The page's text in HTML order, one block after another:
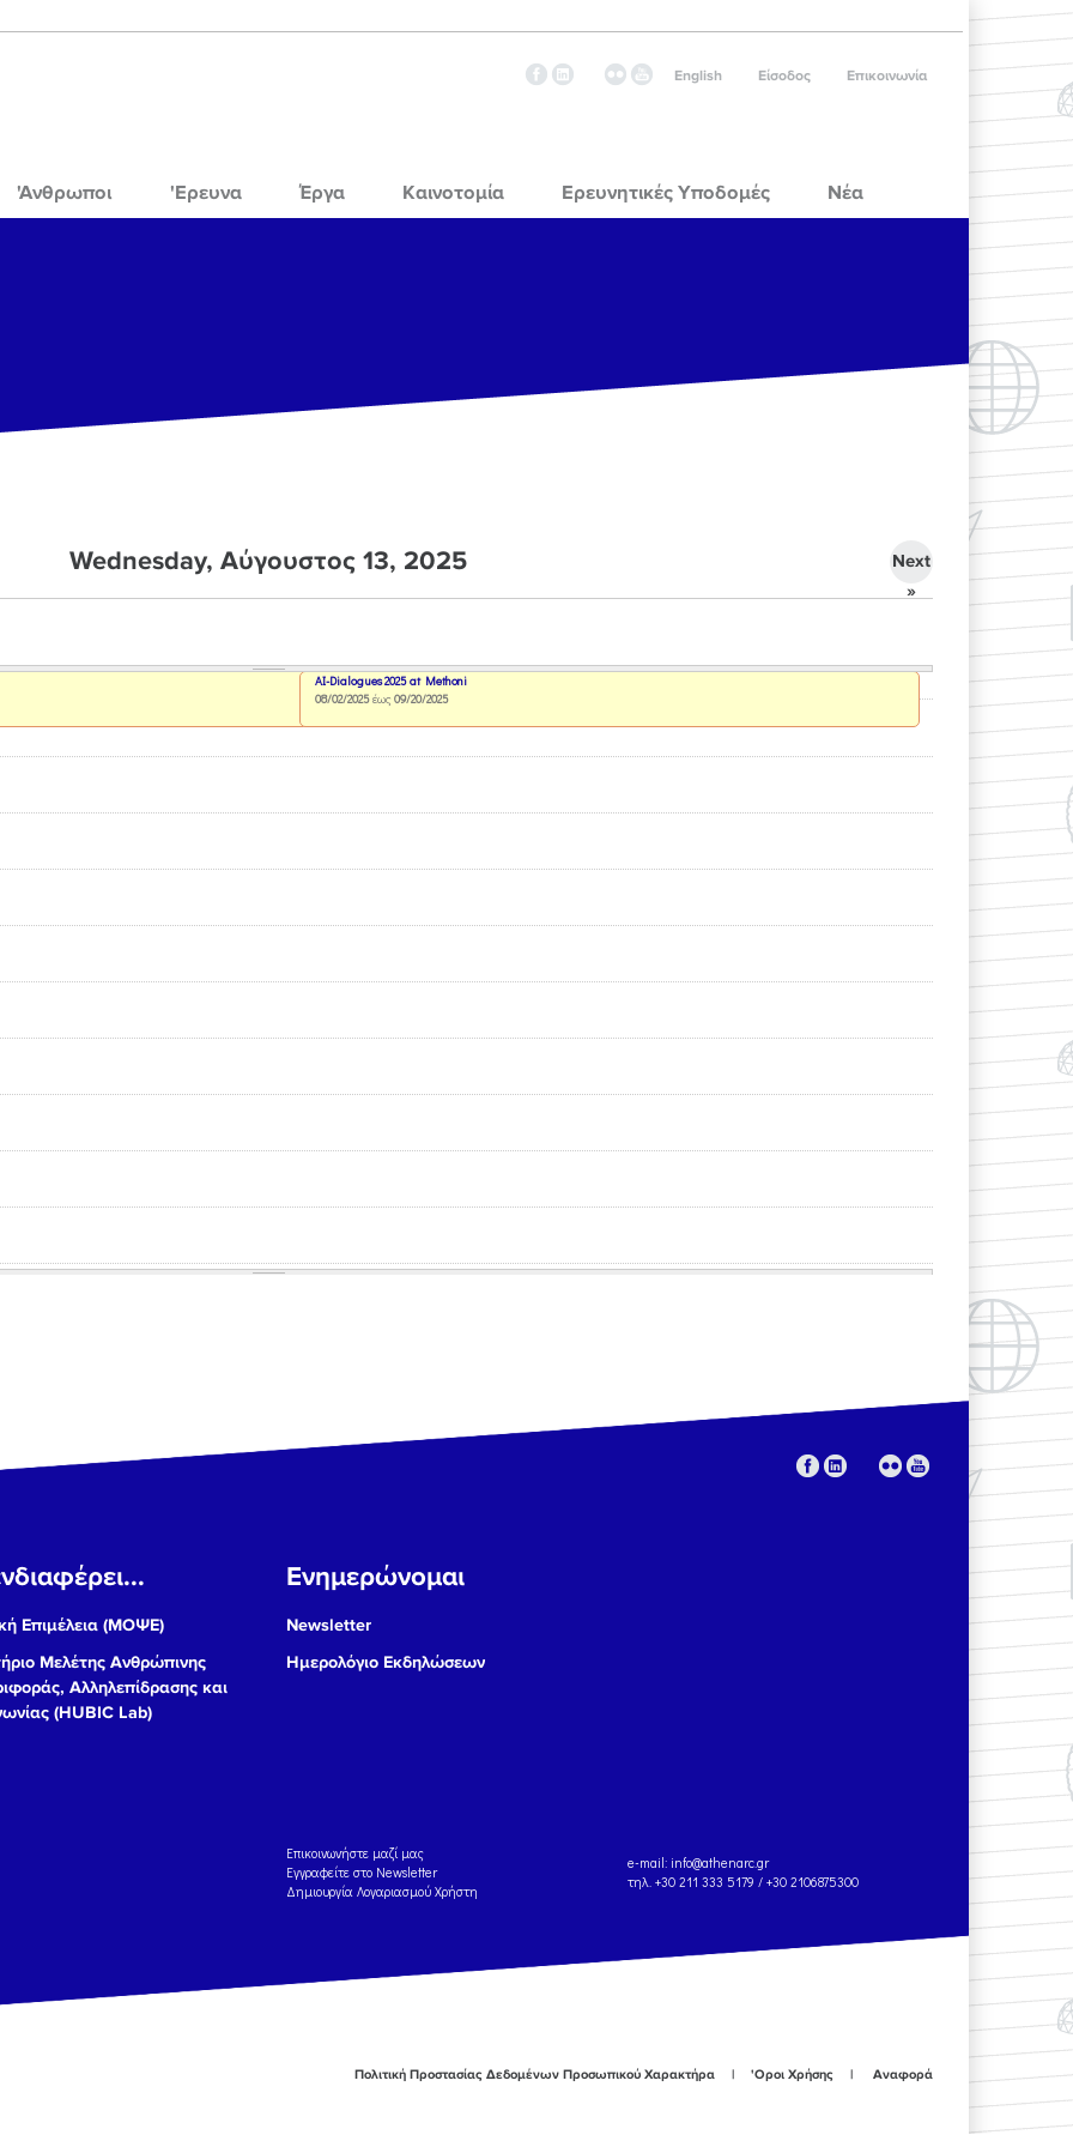
Επικοινωνία
Είσοδος
English
'Ανθρωποι 'Ερευνα Έργα Καινοτομία Ερευνητικές Υποδομές Νέα
Wednesday, Αύγουστος 13, 2025
Next
»
AI-Dialogues 2025 at Methoni
08/02/2025έως 09/20/2025
Επιμέλεια (ΜΟΨΕ)
Μελέτης Ανθρώπινης
Αλληλεπίδρασης και
(HUBIC Lab)
Ενημερώνομαι
Newsletter
Ημερολόγιο Εκδηλώσεων
Eπικοινωνήστε μαζί μας
Εγγραφείτε στο Newsletter
Δημιουργία Λογαριασμού Χρήστη
e-mail: info@athenarc.gr
τηλ. +30 211 333 5179 / +30 2106875300
Πολιτική Προστασίας Δεδομένων Προσωπικού Χαρακτήρα 'Οροι Χρήσης Αναφορά